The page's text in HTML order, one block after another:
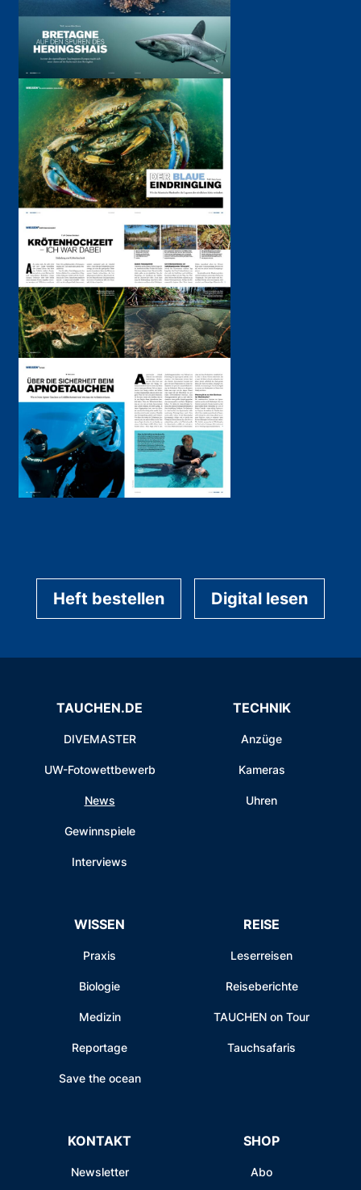
Heft bestellen Digital lesen
TAUCHEN.DE
DIVEMASTER
UW-Fotowettbewerb
News
Gewinnspiele
Interviews
TECHNIK
Anzüge
Kameras
Uhren
WISSEN
Praxis
Biologie
Medizin
Reportage
Save the ocean
REISE
Leserreisen
Reiseberichte
TAUCHEN on Tour
Tauchsafaris
KONTAKT
Newsletter
SHOP
Abo